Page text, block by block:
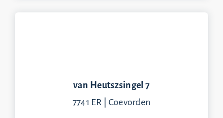
van Heutszsingel 7
7741 ER | Coevorden